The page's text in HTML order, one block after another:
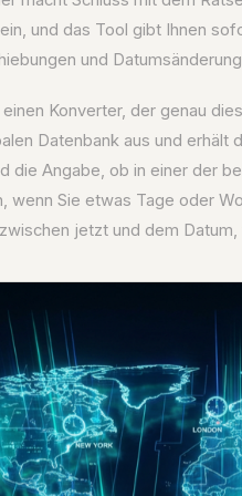
und das Tool gibt Ihnen
und
Konverter, der genau
Datenbank aus und erhält
die Angabe, ob in einer der
wenn Sie etwas Tage oder
jetzt und dem